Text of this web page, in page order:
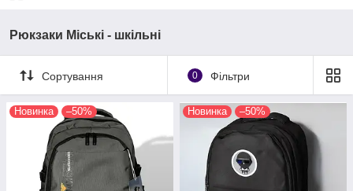
Рюкзаки Міські - шкільні
Сортування 0 Фільтри
Новинка –50% Новинка –50%